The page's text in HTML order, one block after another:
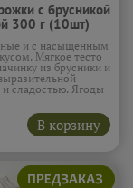
с брусникой
300 г (10шт)
и с насыщенным
Мягкое тесто
из брусники и
и сладостью. Ягоды
живым. Пирожки
ароматными и
В корзину